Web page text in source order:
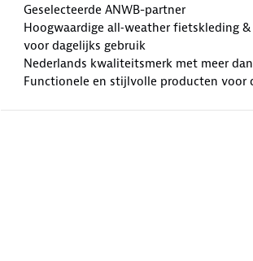
Geselecteerde ANWB-partner
Hoogwaardige all‑weather fietskleding
voor dagelijks gebruik
Nederlands kwaliteitsmerk met meer
Functionele en stijlvolle producten voor